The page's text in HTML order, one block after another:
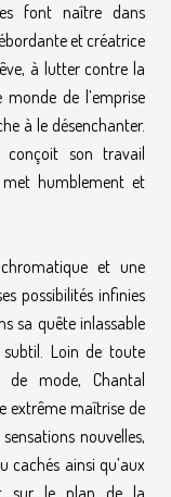
font naître dans
et créatrice
à lutter contre la
de l’emprise
à le désenchanter.
conçoit son travail
met humblement et
et une
possibilités infinies
sa quête inlassable
Loin de toute
de mode, Chantal
extrême maîtrise de
nouvelles,
cachés ainsi qu’aux
sur le plan de la